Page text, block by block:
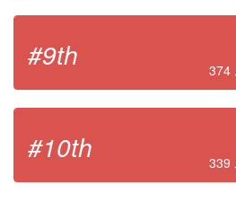
#9th
#10th